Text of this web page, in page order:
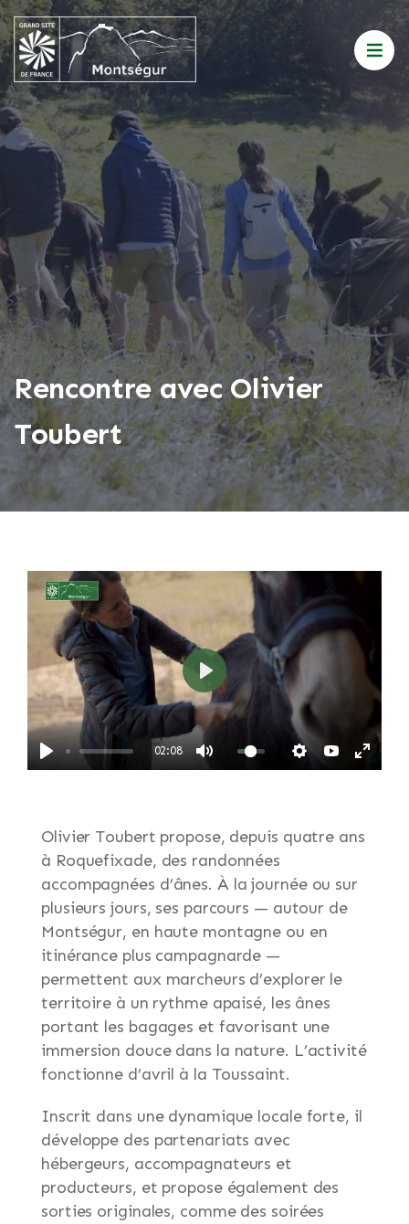
Rencontre avec Olivier
Toubert
02:08
Play
Olivier Toubert propose, depuis quatre ans
à Roquefixade, des randonnées
accompagnées d’ânes. À la journée ou sur
plusieurs jours, ses parcours — autour de
Montségur, en haute montagne ou en
itinérance plus campagnarde —
permettent aux marcheurs d’explorer le
territoire à un rythme apaisé, les ânes
portant les bagages et favorisant une
immersion douce dans la nature. L’activité
fonctionne d’avril à la Toussaint.
Inscrit dans une dynamique locale forte, il
développe des partenariats avec
hébergeurs, accompagnateurs et
producteurs, et propose également des
sorties originales, comme des soirées